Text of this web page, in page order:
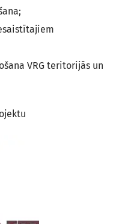
VRG teritorijās un